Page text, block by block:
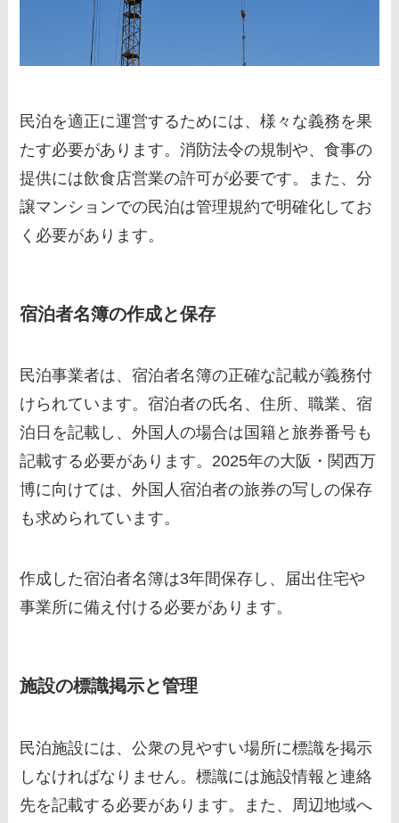
民泊を適正に運営するためには、様々な義務を果
たす必要があります。消防法令の規制や、食事の
提供には飲食店営業の許可が必要です。また、分
譲マンションでの民泊は管理規約で明確化してお
く必要があります。
宿泊者名簿の作成と保存
民泊事業者は、宿泊者名簿の正確な記載が義務付
けられています。宿泊者の氏名、住所、職業、宿
泊日を記載し、外国人の場合は国籍と旅券番号も
記載する必要があります。2025年の大阪・関西万
博に向けては、外国人宿泊者の旅券の写しの保存
も求められています。
作成した宿泊者名簿は3年間保存し、届出住宅や
事業所に備え付ける必要があります。
施設の標識掲示と管理
民泊施設には、公衆の見やすい場所に標識を掲示
しなければなりません。標識には施設情報と連絡
先を記載する必要があります。また、周辺地域へ